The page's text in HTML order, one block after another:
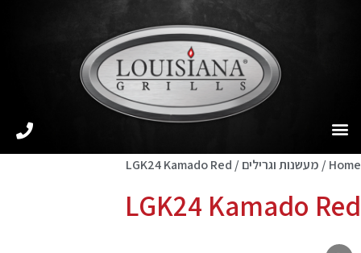
Home
/ מעשנות וגרילים / LGK24 Kamado Red
LGK24 Kamado Red